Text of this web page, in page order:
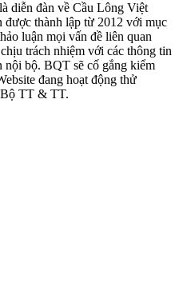
diễn đàn về Cầu Lông Việt
được thành lập từ 2012 với mục
luận mọi vấn đề liên quan
trách nhiệm với các thông tin
nội bộ. BQT sẽ cố gắng kiểm
đang hoạt động thử
TT & TT.